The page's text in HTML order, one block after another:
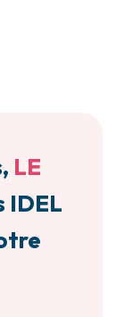
LE
IDEL